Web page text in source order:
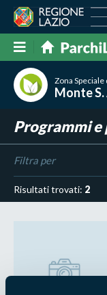
Zona
Monte
Programmi
Filtra per
Risultati trovati: 2